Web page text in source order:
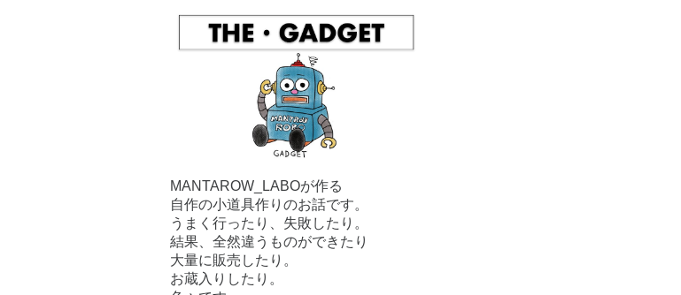
MANTAROW_LABOが作る
自作の小道具作りのお話です。
うまく行ったり、失敗したり。
結果、全然違うものができたり
大量に販売したり。
お蔵入りしたり。